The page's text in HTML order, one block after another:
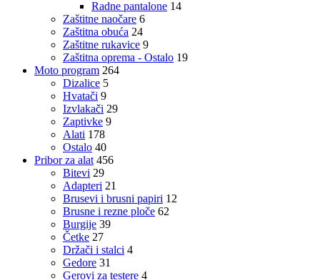
Radne pantalone 14
Zaštitne naočare 6
Zaštitna obuća 24
Zaštitne rukavice 9
Zaštitna oprema - Ostalo 19
Moto program 264
Dizalice 5
Hvatači 9
Izvlakači 29
Zaptivke 9
Alati 178
Ostalo 40
Pribor za alat 456
Bitevi 29
Adapteri 21
Brusevi i brusni papiri 12
Brusne i rezne ploče 62
Burgije 39
Četke 27
Držači i stalci 4
Gedore 31
Gerovi za testere 4